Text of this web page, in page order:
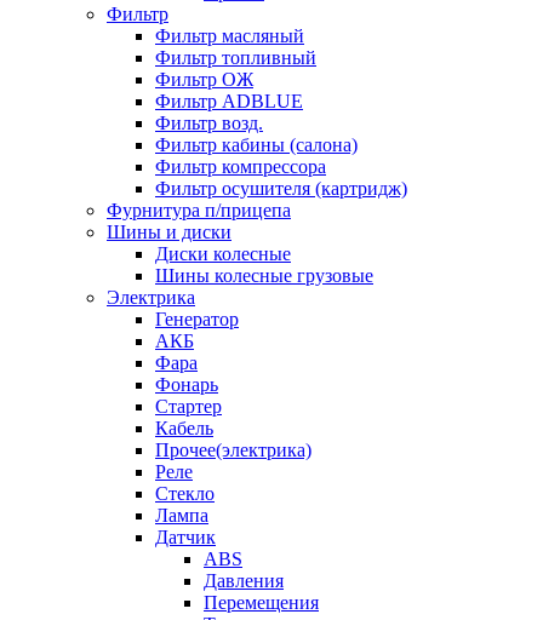
Фильтр
Фильтр масляный
Фильтр топливный
Фильтр ОЖ
Фильтр ADBLUE
Фильтр возд.
Фильтр кабины (салона)
Фильтр компрессора
Фильтр осушителя (картридж)
Фурнитура п/прицепа
Шины и диски
Диски колесные
Шины колесные грузовые
Электрика
Генератор
АКБ
Фара
Фонарь
Стартер
Кабель
Прочее(электрика)
Реле
Стекло
Лампа
Датчик
ABS
Давления
Перемещения